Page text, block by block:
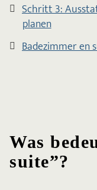
Schritt 3:
planen
Badezimmer en
Was
suite”?